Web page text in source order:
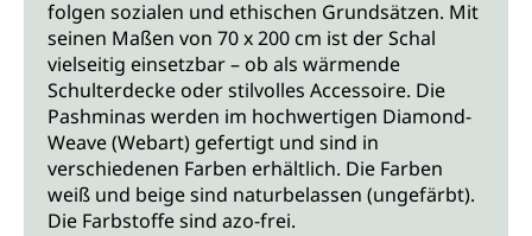
folgen sozialen und ethischen Grundsätzen. Mit
seinen Maßen von 70 x 200 cm ist der Schal
vielseitig einsetzbar – ob als wärmende
Schulterdecke oder stilvolles Accessoire. Die
Pashminas werden im hochwertigen Diamond-
Weave (Webart) gefertigt und sind in
verschiedenen Farben erhältlich. Die Farben
weiß und beige sind naturbelassen (ungefärbt).
Die Farbstoffe sind azo-frei.